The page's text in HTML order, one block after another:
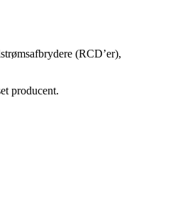
(RCD’er),
producent.